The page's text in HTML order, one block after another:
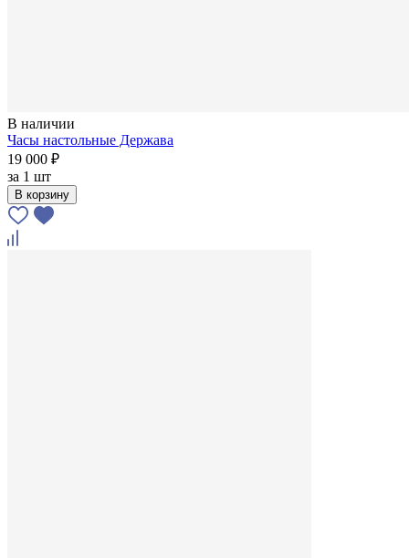
В наличии
Часы настольные Держава
19 000 ₽
за 1 шт
В корзину